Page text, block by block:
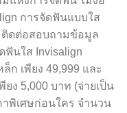
การจัดฟันแบบใส
ติดต่อสอบถามข้อมูล
ฟันใส Invisalign
ก เพียง 49,999 และ
ง 5,000 บาท (จ่ายเป็น
าพิเศษก่อนใคร จำนวน